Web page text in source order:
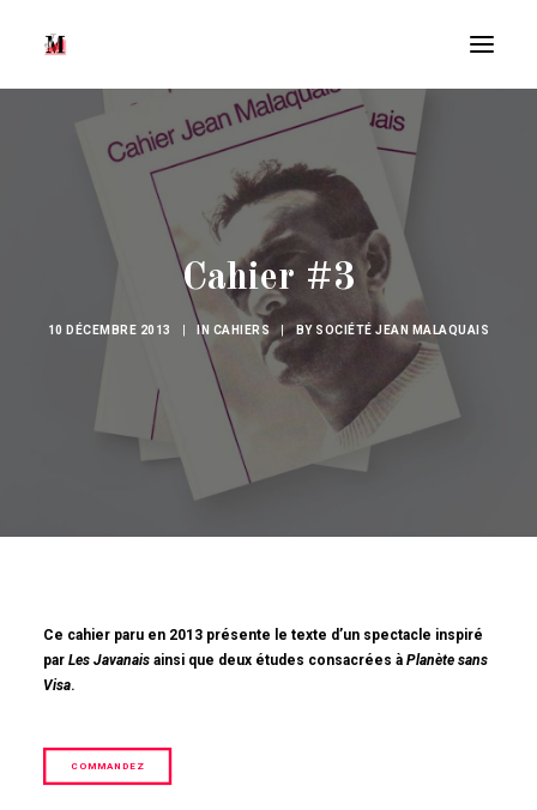
Cahier #3
10 DÉCEMBRE 2013 IN CAHIERS | BY SOCIÉTÉ JEAN MALAQUAIS
Ce cahier paru en 2013 présente le texte d’un spectacle inspiré
par Les Javanais ainsi que deux études consacrées à Planète sans
Visa.
COMMANDEZ